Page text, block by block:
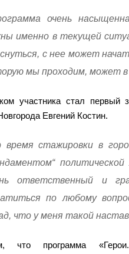
очень
именно в текущей
с нее может
мы проходим, может
участника стал первый
Евгений Костин.
время стажировки в
ответственный и
по любому
что у меня такой
что программа